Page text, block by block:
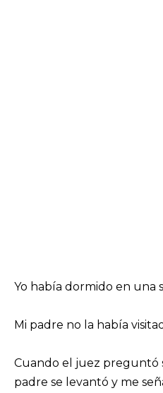
Yo había dormido en una
Mi padre no la había
Cuando el juez preguntó
padre se levantó y me